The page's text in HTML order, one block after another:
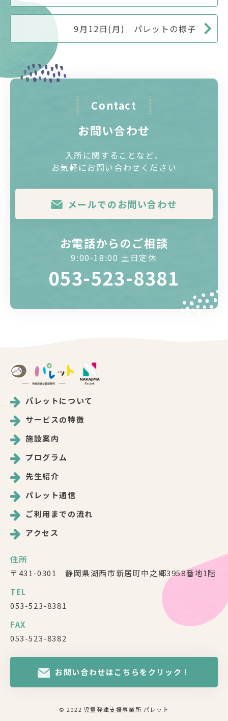
9月12日(月) パレットの様子
Contact
お問い合わせ
入所に関することなど、
お気軽にお問い合わせください
メールでのお問い合わせ
お電話からのご相談
9:00-18:00 土日定休
053-523-8381
パレットについて
サービスの特徴
施設案内
プログラム
先生紹介
パレット通信
ご利用までの流れ
アクセス
住所
〒431-0301 静岡県湖西市新居町中之郷3958番地1階
TEL
053-523-8381
FAX
053-523-8382
お問い合わせはこちらをクリック！
© 2022 児童発達支援事業所 パレット